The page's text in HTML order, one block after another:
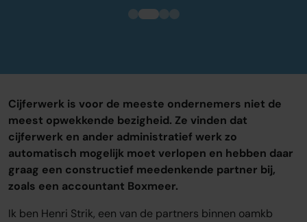
Cijferwerk is voor de meeste ondernemers niet de
meest opwekkende bezigheid. Ze vinden dat
cijferwerk en ander administratief werk zo
automatisch mogelijk moet verlopen en hebben daar
graag een constructief meedenkende partner bij,
zoals een accountant Boxmeer.
Ik ben Henri Strik, een van de partners binnen oamkb